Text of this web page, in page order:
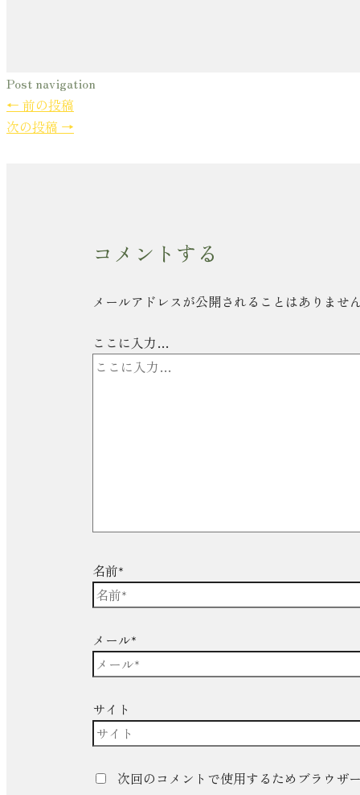
Post navigation
← 前の投稿
次の投稿 →
コメントする
メールアドレスが公開されることはありません
ここに入力…
名前*
メール*
サイト
次回のコメントで使用するためブラウザ